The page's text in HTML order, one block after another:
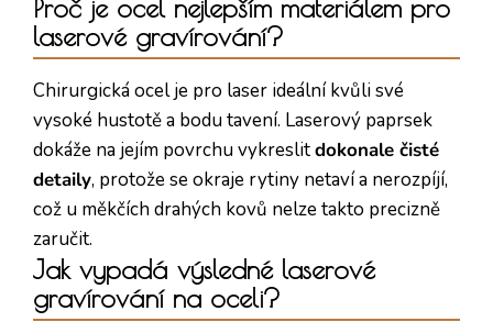
Proč je ocel nejlepším materiálem pro
laserové gravírování?
Chirurgická ocel je pro laser ideální kvůli své
vysoké hustotě a bodu tavení. Laserový paprsek
dokáže na jejím povrchu vykreslitdokonale čisté
detaily, protože se okraje rytiny netaví a nerozpíjí,
což u měkčích drahých kovů nelze takto precizně
zaručit.
Jak vypadá výsledné laserové
gravírování na oceli?